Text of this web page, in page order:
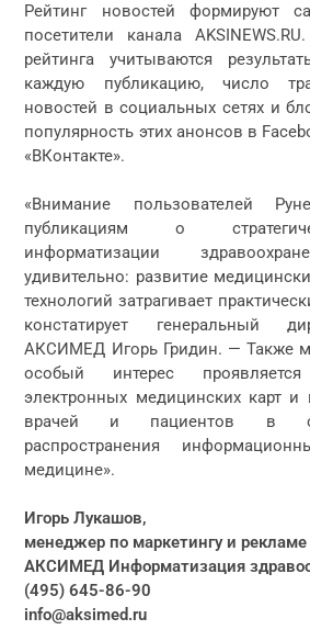
Рейтинг новостей формируют
посетители канала
рейтинга учитываются
каждую публикацию, число
новостей в социальных сетях и
популярность этих анонсов в
«ВКонтакте».
«Внимание пользователей
публикациям о
информатизации
удивительно: развитие
технологий затрагивает
констатирует генеральный
АКСИМЕД Игорь Гридин. — Также
особый интерес
электронных медицинских карт
врачей и пациентов в
распространения
медицине».
Игорь Лукашов,
менеджер по маркетингу и рекламе
АКСИМЕД Информатизация
(495) 645-86-90
info@aksimed.ru